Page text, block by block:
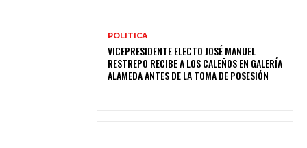
POLITICA
VICEPRESIDENTE ELECTO JOSÉ MANUEL
RESTREPO RECIBE A LOS CALEÑOS EN GALERÍA
ALAMEDA ANTES DE LA TOMA DE POSESIÓN